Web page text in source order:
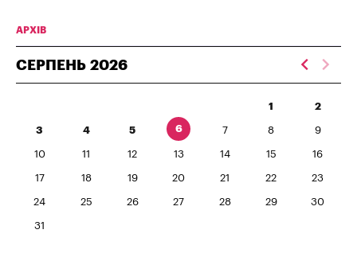
АРХІВ
СЕРПЕНЬ 2026
1 2
3 4 5 6 7 8 9
10 11 12 13 14 15 16
17 18 19 20 21 22 23
24 25 26 27 28 29 30
31